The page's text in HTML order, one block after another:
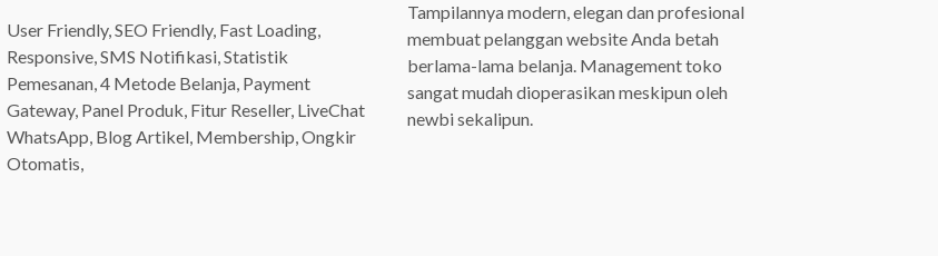
User Friendly, SEO Friendly, Fast Loading,
Responsive, SMS Notifikasi, Statistik
Pemesanan, 4 Metode Belanja, Payment
Gateway, Panel Produk, Fitur Reseller, LiveChat
WhatsApp, Blog Artikel, Membership, Ongkir
Otomatis,
Tampilannya modern, elegan dan profesional
membuat pelanggan website Anda betah
berlama-lama belanja. Management toko
sangat mudah dioperasikan meskipun oleh
newbi sekalipun.